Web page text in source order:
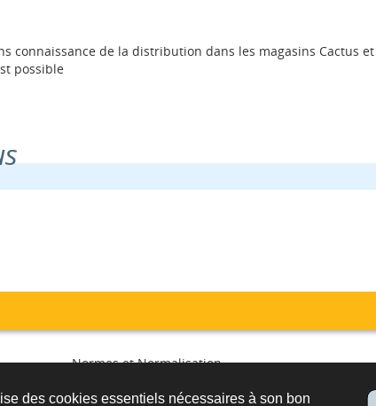
des cookies essentiels nécessaires à son bon
connaissance de la distribution dans les magasins Cactus
possible
Normes et Normalisation